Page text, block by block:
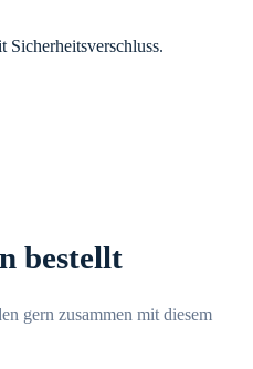
bestellt
gern zusammen mit diesem